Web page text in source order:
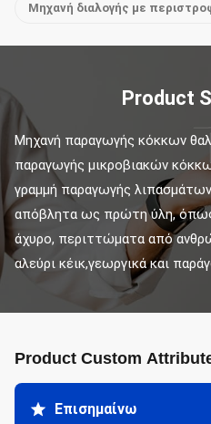
Μηχανή διαλογής με
Product
Μηχανή παραγωγής κόκκων
παραγωγής μικροβιακών
γραμμή παραγωγής
απόβλητα ως πρώτη ύλη,
άχυρο, περιττώματα από
αλεύρι κέικ,γεωργικά και
Product Custom
Επισημαίνω